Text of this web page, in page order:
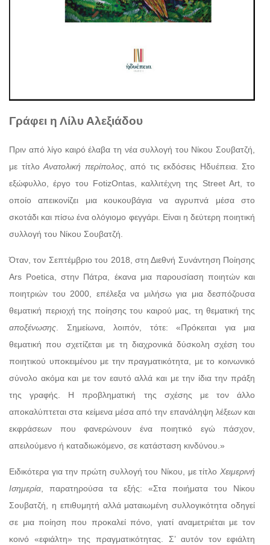
Γράφει η Λίλυ Αλεξιάδου
Πριν από λίγο καιρό έλαβα τη νέα συλλογή του Νίκου Σουβατζή,
με τίτλοΑνατολική περίπολος, από τις εκδόσεις Ηδυέπεια. Στο
εξώφυλλο, έργο του FotizOntas, καλλιτέχνη της Street Art, το
οποίο απεικονίζει μια κουκουβάγια να αγρυπνά μέσα στο
σκοτάδι και πίσω ένα ολόγιομο φεγγάρι. Είναι η δεύτερη ποιητική
συλλογή του Νίκου Σουβατζή.
Όταν, τον Σεπτέμβριο του 2018, στη Διεθνή Συνάντηση Ποίησης
Ars Poetica, στην Πάτρα, έκανα μια παρουσίαση ποιητών και
ποιητριών του 2000, επέλεξα να μιλήσω για μια δεσπόζουσα
θεματική περιοχή της ποίησης του καιρού μας, τη θεματική της
αποξένωσης. Σημείωνα, λοιπόν, τότε: «Πρόκειται για μια
θεματική που σχετίζεται με τη διαχρονικά δύσκολη σχέση του
ποιητικού υποκειμένου με την πραγματικότητα, με το κοινωνικό
σύνολο ακόμα και με τον εαυτό αλλά και με την ίδια την πράξη
της γραφής. Η προβληματική της σχέσης με τον άλλο
αποκαλύπτεται στα κείμενα μέσα από την επανάληψη λέξεων και
εκφράσεων που φανερώνουν ένα ποιητικό εγώ πάσχον,
απειλούμενο ή καταδιωκόμενο, σε κατάσταση κινδύνου.»
Ειδικότερα για την πρώτη συλλογή του Νίκου, με τίτλο Χειμερινή
Ισημερία, παρατηρούσα τα εξής: «Στα ποιήματα του Νίκου
Σουβατζή, η επιθυμητή αλλά ματαιωμένη συλλογικότητα οδηγεί
σε μια ποίηση που προκαλεί πόνο, γιατί αναμετριέται με τον
κοινό «εφιάλτη» της πραγματικότητας. Σ’ αυτόν τον εφιάλτη